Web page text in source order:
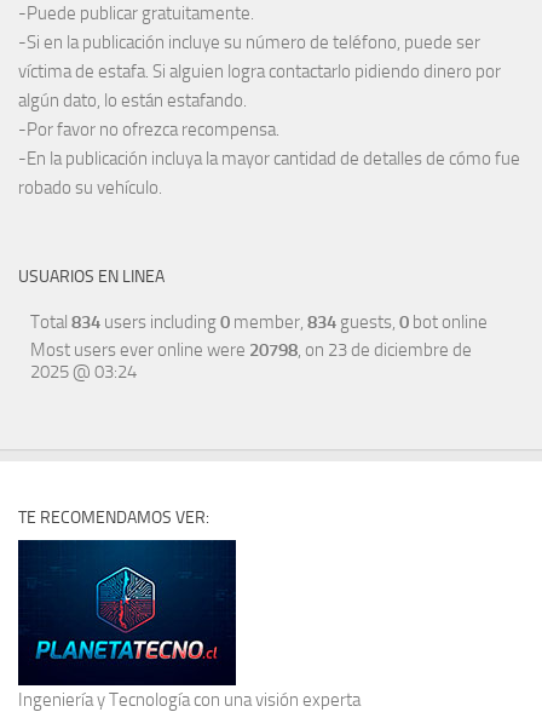
-Puede publicar gratuitamente.
-Si en la publicación incluye su número de teléfono, puede ser
víctima de estafa. Si alguien logra contactarlo pidiendo dinero por
algún dato, lo están estafando.
-Por favor no ofrezca recompensa.
-En la publicación incluya la mayor cantidad de detalles de cómo fue
robado su vehículo.
USUARIOS EN LINEA
Total 834 users including0 member, 834 guests, 0 bot online
Most users ever online were 20798, on 23 de diciembre de
2025 @ 03:24
TE RECOMENDAMOS VER:
Ingeniería y Tecnologíacon una visión experta